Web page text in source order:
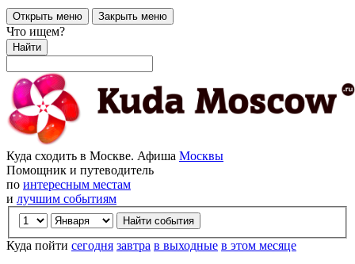
Открыть меню Закрыть меню
Что ищем?
Найти
Куда сходить в Москве. Афиша Москвы
Помощник и путеводитель
по интересным местам
и лучшим событиям
Куда пойти сегодня завтра в выходные в этом месяце